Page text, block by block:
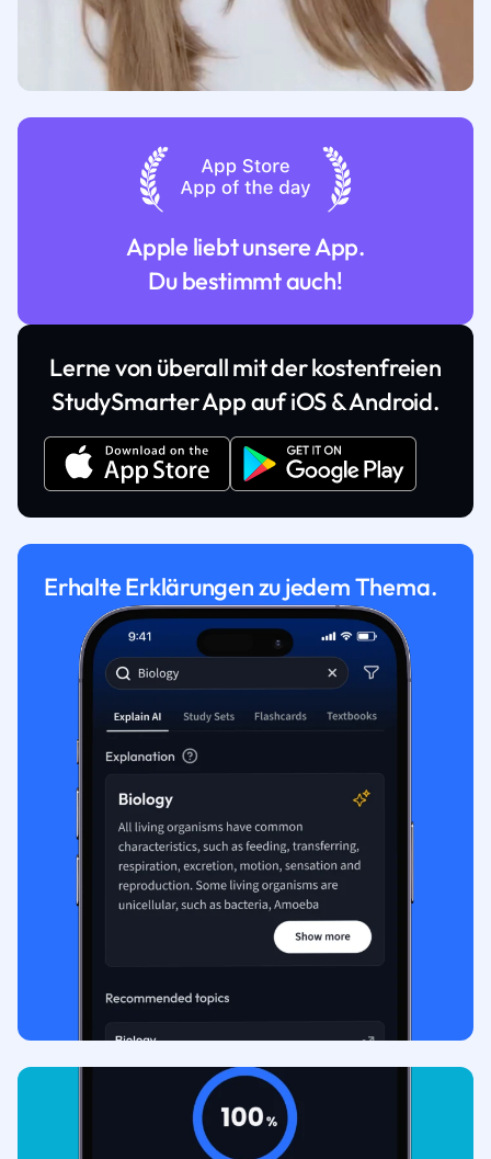
Apple liebt unsere App.
Du bestimmt auch!
Lerne von überall mit der kostenfreien
StudySmarter App auf iOS & Android.
Erhalte Erklärungen zu jedem Thema.